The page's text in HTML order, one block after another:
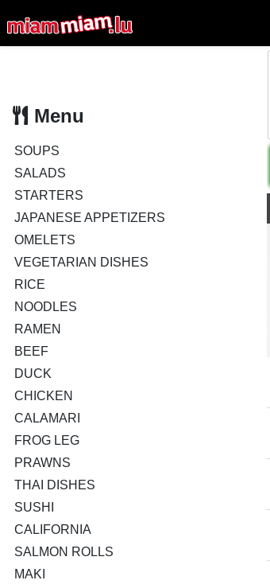
Menu
SOUPS
SALADS
STARTERS
JAPANESE APPETIZERS
OMELETS
VEGETARIAN DISHES
RICE
NOODLES
RAMEN
BEEF
DUCK
CHICKEN
CALAMARI
FROG LEG
PRAWNS
THAI DISHES
SUSHI
CALIFORNIA
SALMON ROLLS
MAKI